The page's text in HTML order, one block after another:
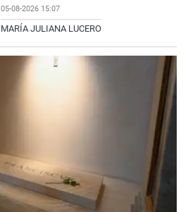
05-08-2026 15:07
MARÍA JULIANA LUCERO